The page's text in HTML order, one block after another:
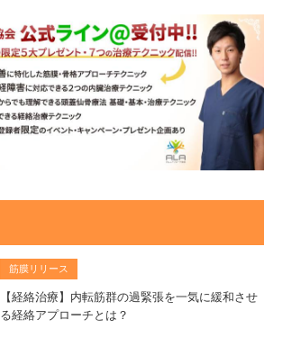
筋膜リリース
【経絡治療】内転筋群の過緊張を一気に緩和させ
る経絡アプローチとは？